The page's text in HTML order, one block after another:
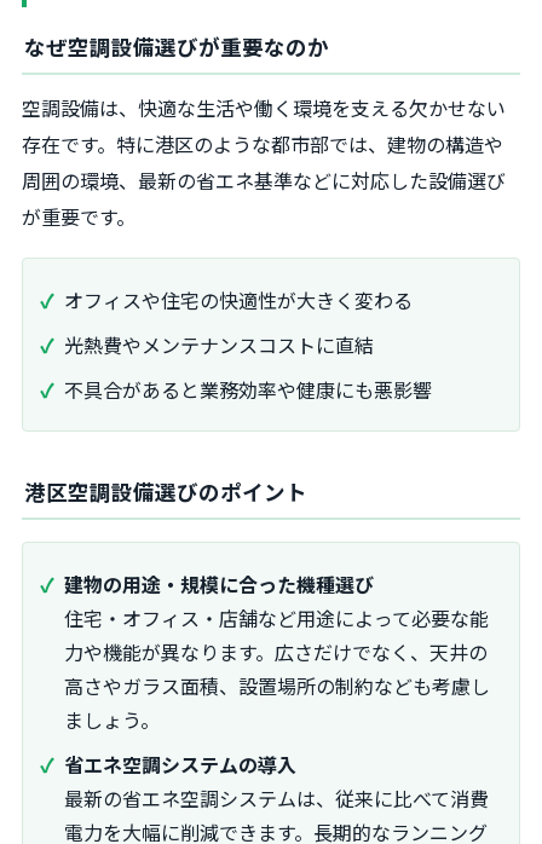
なぜ空調設備選びが重要なのか
空調設備は、快適な生活や働く環境を支える欠かせない
存在です。特に港区のような都市部では、建物の構造や
周囲の環境、最新の省エネ基準などに対応した設備選び
が重要です。
オフィスや住宅の快適性が大きく変わる
光熱費やメンテナンスコストに直結
不具合があると業務効率や健康にも悪影響
港区空調設備選びのポイント
建物の用途・規模に合った機種選び
住宅・オフィス・店舗など用途によって必要な能
力や機能が異なります。広さだけでなく、天井の
高さやガラス面積、設置場所の制約なども考慮し
ましょう。
省エネ空調システムの導入
最新の省エネ空調システムは、従来に比べて消費
電力を大幅に削減できます。長期的なランニング